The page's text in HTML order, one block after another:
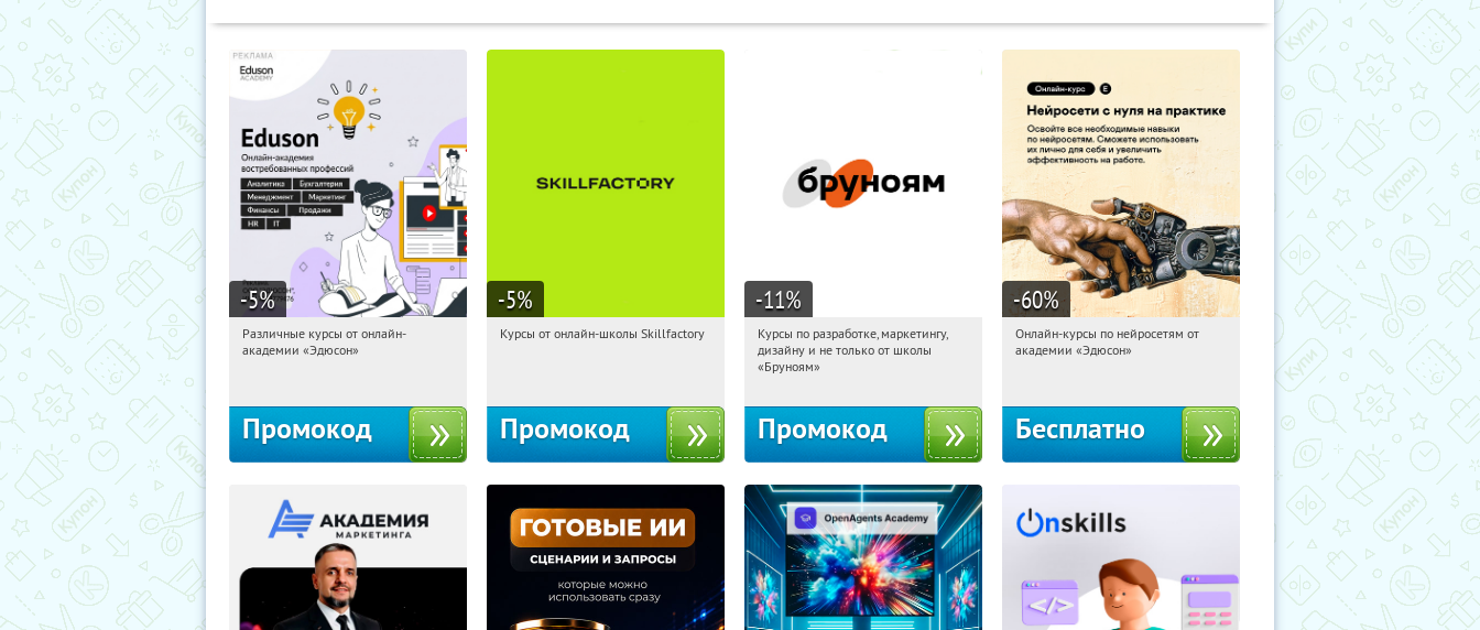
-5%
02:11:32 Получили:
Различные курсы от онлайн-
академии «Эдюсон»
Промокод
-5%
02:11:32
Получи первым!
Курсы от онлайн-школы Skillfactory
Промокод
-11%
02:11:32
Получи первым!
Россия
Курсы по разработке, маркетингу,
дизайну и не только от школы
«Бруноям»
Промокод
-60%
02:11:32 Получили:
Онлайн-курсы по нейросетям от
академии «Эдюсон»
Бесплатно